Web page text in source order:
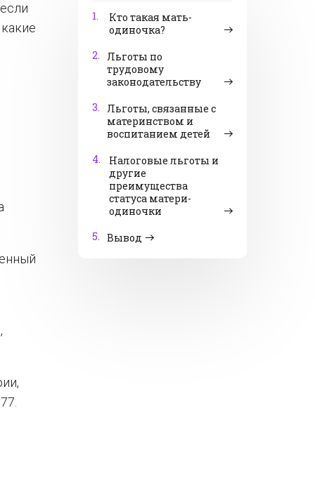
1.
Кто такая мать-
одиночка?
2. Льготы по
трудовому
законодательству
3. Льготы, связанные с
материнством и
воспитанием детей
4.
Налоговые льготы и
другие
преимущества
статуса матери-
одиночки
5. Вывод